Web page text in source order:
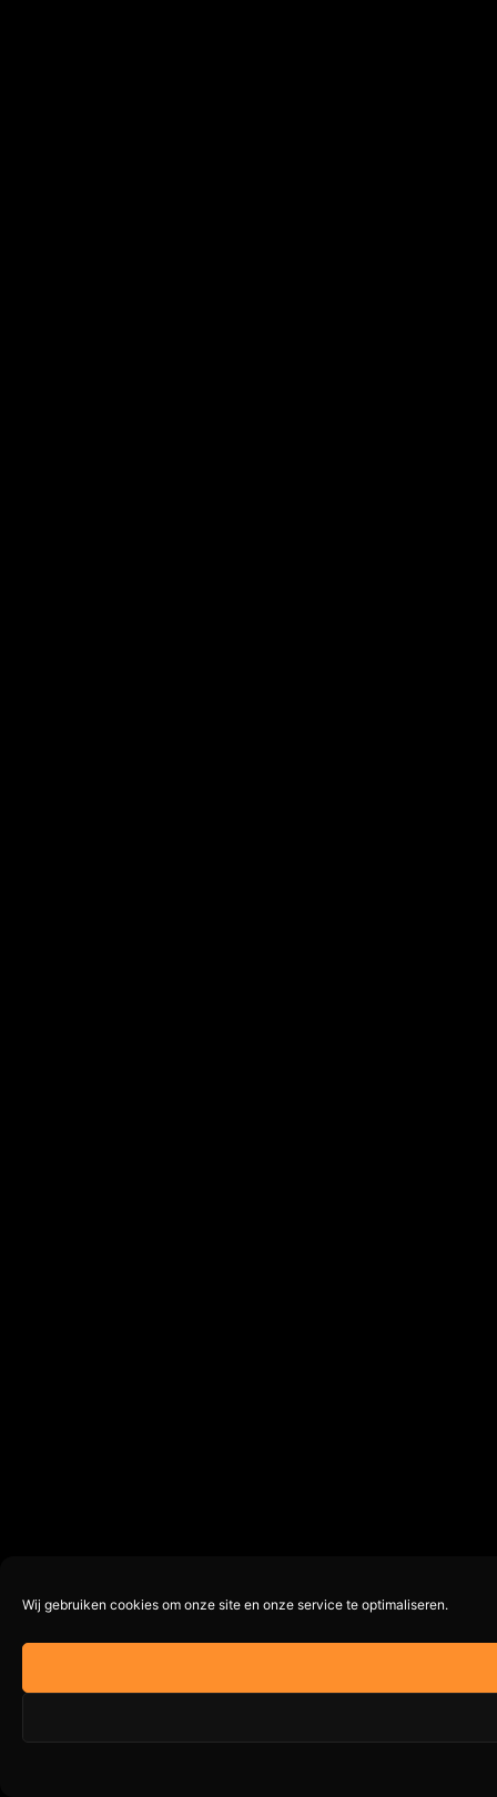
Wij gebruiken cookies om onze site en onze service te optimaliseren.